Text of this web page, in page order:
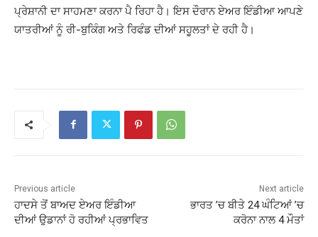
ਪ੍ਰੇਸ਼ਾਨੀ ਦਾ ਸਾਹਮਣਾ ਕਰਨਾ ਪੈ ਰਿਹਾ ਹੈ। ਇਸ ਦੌਰਾਨ ਏਅਰ ਇੰਡੀਆ ਆਪਣੇ
ਯਾਤਰੀਆਂ ਨੂੰ ਰੀ-ਬੁਕਿੰਗ ਅਤੇ ਰਿਫੰਡ ਦੀਆਂ ਸਹੂਲਤਾਂ ਦੇ ਰਹੀ ਹੈ।
Previous article
ਹਾਦਸੇ ਤੋਂ ਬਾਅਦ ਏਅਰ ਇੰਡੀਆ
ਦੀਆਂ ਉਡਾਨਾਂ ਹੋ ਰਹੀਆਂ ਪ੍ਰਭਾਵਿਤ
Next article
ਭਾਰਤ ’ਚ ਬੀਤੇ 24 ਘੰਟਿਆਂ ’ਚ
ਕਰੋਨਾ ਨਾਲ 4 ਮੌਤਾਂ